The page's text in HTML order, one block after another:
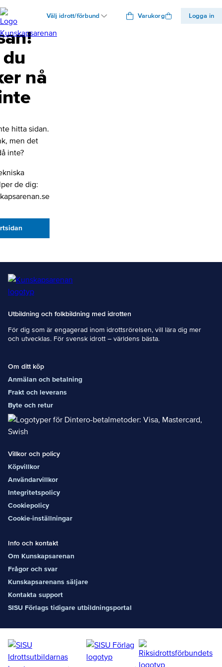
Välj idrott/förbund Varukorg Logga in
nå
hitta sidan.
men det
inte?
de dig:
Utbildning och folkbildning med idrotten
För dig som är engagerad inom idrottsrörelsen, vill lära dig mer
och utvecklas. För svensk idrott – världens bästa.
Om ditt köp
Anmälan och betalning
Frakt och leverans
Byte och retur
Villkor och policy
Köpvillkor
Användarvillkor
Integritetspolicy
Cookiepolicy
Cookie-inställningar
Info och kontakt
Om Kunskapsarenan
Frågor och svar
Kunskapsarenans säljare
Kontakta support
SISU Förlags tidigare utbildningsportal